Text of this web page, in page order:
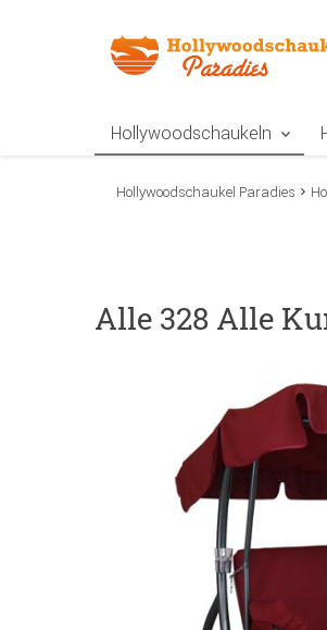
Hollywoodschaukeln
Hollywoodschaukel Paradies
Alle 328 Alle